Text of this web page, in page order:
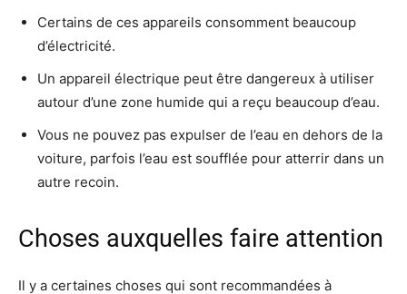
Certains de ces appareils consomment beaucoup
d’électricité.
Un appareil électrique peut être dangereux à utiliser
autour d’une zone humide qui a reçu beaucoup d’eau.
Vous ne pouvez pas expulser de l’eau en dehors de la
voiture, parfois l’eau est soufflée pour atterrir dans un
autre recoin.
Choses auxquelles faire attention
Il y a certaines choses qui sont recommandées à